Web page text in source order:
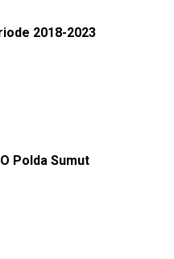
2018-2023
Polda Sumut